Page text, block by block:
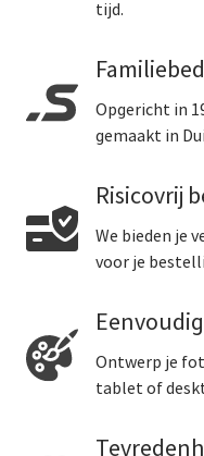
tijd.
Opgericht in
gemaakt in
Risicovrij
We bieden je
voor je
Ontwerp je
tablet of